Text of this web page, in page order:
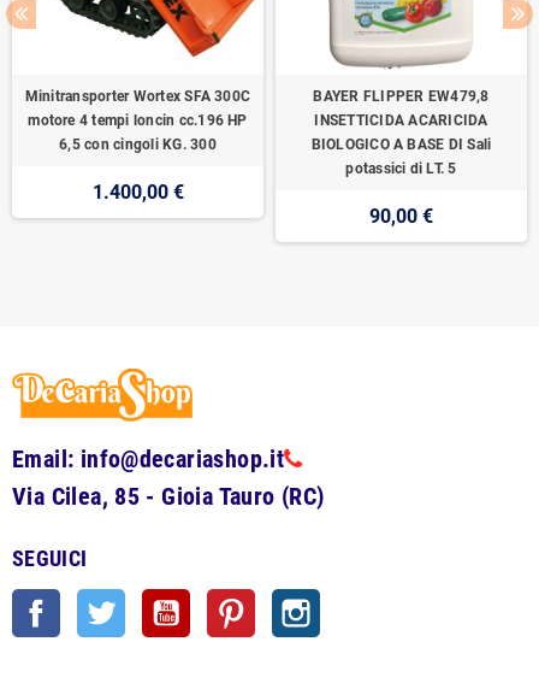
Minitransporter Wortex SFA 300C
motore 4 tempi loncin cc.196 HP
6,5 con cingoli KG. 300
1.400,00 €
BAYER FLIPPER EW479,8
INSETTICIDA ACARICIDA
BIOLOGICO A BASE DI Sali
potassici di LT. 5
90,00 €
Email: info@decariashop.it
Via Cilea, 85 - Gioia Tauro (RC)
SEGUICI
Facebook Twitter YouTube Pinterest